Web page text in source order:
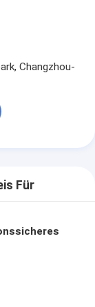
Changzhou-
Für